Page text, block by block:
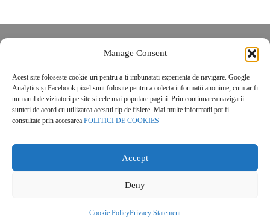
Manage Consent
Acest site foloseste cookie-uri pentru a-ti imbunatati experienta de navigare. Google
Analytics și Facebook pixel sunt folosite pentru a colecta informatii anonime, cum ar fi
numarul de vizitatori pe site si cele mai populare pagini. Prin continuarea navigarii
sunteti de acord cu utilizarea acestui tip de fisiere. Mai multe informatii pot fi
consultate prin accesarea POLITICI DE COOKIES
Accept
Deny
Cookie PolicyPrivacy Statement
POLITICĂ DE CONFIDENȚIALITATE
Politica de cookies
© 2026 Real Estate Magazine. All Rights Reserved.